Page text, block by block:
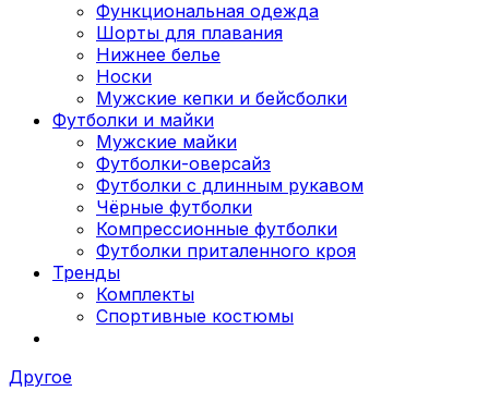
Функциональная одежда
Шорты для плавания
Нижнее белье
Носки
Мужские кепки и бейсболки
Футболки и майки
Мужские майки
Футболки-оверсайз
Футболки с длинным рукавом
Чёрные футболки
Компрессионные футболки
Футболки приталенного кроя
Тренды
Комплекты
Спортивные костюмы
Другое